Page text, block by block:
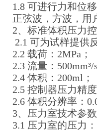
1.8 可进行力和位
正弦波，方波，用
2、标准体积压力
2.1 可为试样提供
2.2 载荷：2MPa；
2.3 流量：500mm³/
2.4 体积：200ml；
2.5 控制器压力精
2.6 体积分辨率：
3、压力室技术参
3.1 压力室的压力